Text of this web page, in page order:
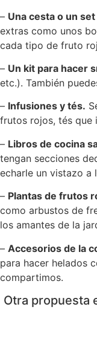
– Una cesta o un
extras como unos
cada tipo de fruto
– Un kit para hacer
etc.). También
– Infusiones y tés.
frutos rojos, tés que
– Libros de cocina
tengan secciones
echarle un vistazo a
– Plantas de frutos
como arbustos de
los amantes de la
– Accesorios de la
para hacer helados
compartimos.
Otra propuesta